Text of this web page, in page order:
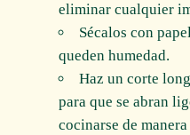
eliminar cualquier
Sécalos con
queden humedad.
Haz un corte
para que se abran
cocinarse de